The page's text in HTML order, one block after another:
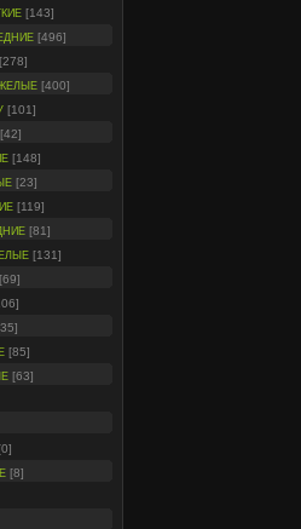
[143]
[496]
[278]
[400]
[101]
[42]
[148]
[23]
[119]
[81]
[131]
[69]
[85]
[63]
[8]